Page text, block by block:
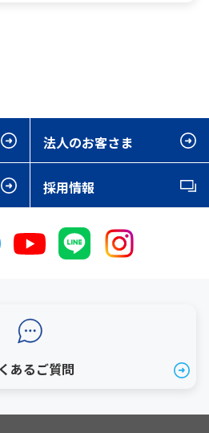
法人のお客さま
採用情報
あるご質問